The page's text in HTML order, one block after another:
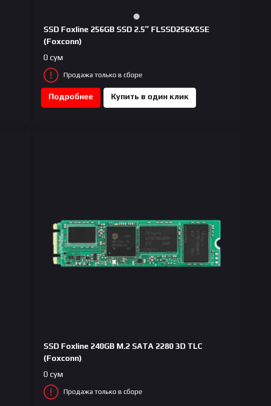
SSD Foxline 256GB SSD 2.5″ FLSSD256X5SE
(Foxconn)
0сум
Продажа только в сборе
Подробнее Купить в один клик
SSD Foxline 240GB M.2 SATA 2280 3D TLC
(Foxconn)
0сум
Продажа только в сборе